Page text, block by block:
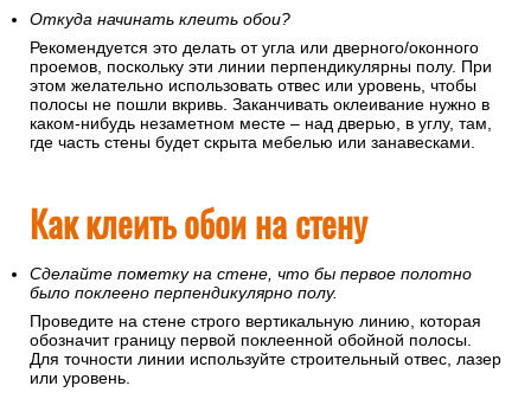
Откуда начинать клеить обои?
Рекомендуется это делать от угла или дверного/оконного
проемов, поскольку эти линии перпендикулярны полу. При
этом желательно использовать отвес или уровень, чтобы
полосы не пошли вкривь. Заканчивать оклеивание нужно в
каком-нибудь незаметном месте – над дверью, в углу, там,
где часть стены будет скрыта мебелью или занавесками.
Как клеить обои на стену
Сделайте пометку на стене, что бы первое полотно
было поклеено перпендикулярно полу.
Проведите на стене строго вертикальную линию, которая
обозначит границу первой поклеенной обойной полосы.
Для точности линии используйте строительный отвес, лазер
или уровень.